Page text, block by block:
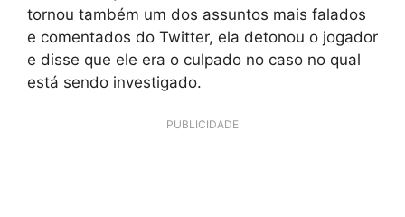
tornou também um dos assuntos mais falados
e comentados do Twitter, ela detonou o jogador
e disse que ele era o culpado no caso no qual
está sendo investigado.
PUBLICIDADE